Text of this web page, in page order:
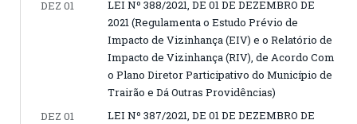
DEZ 01
LEI Nº 388/2021, DE 01 DE DEZEMBRO DE
2021 (Regulamenta o Estudo Prévio de
Impacto de Vizinhança (EIV) e o Relatório de
Impacto de Vizinhança (RIV), de Acordo Com
o Plano Diretor Participativo do Município de
Trairão e Dá Outras Providências)
DEZ 01
LEI Nº 387/2021, DE 01 DE DEZEMBRO DE